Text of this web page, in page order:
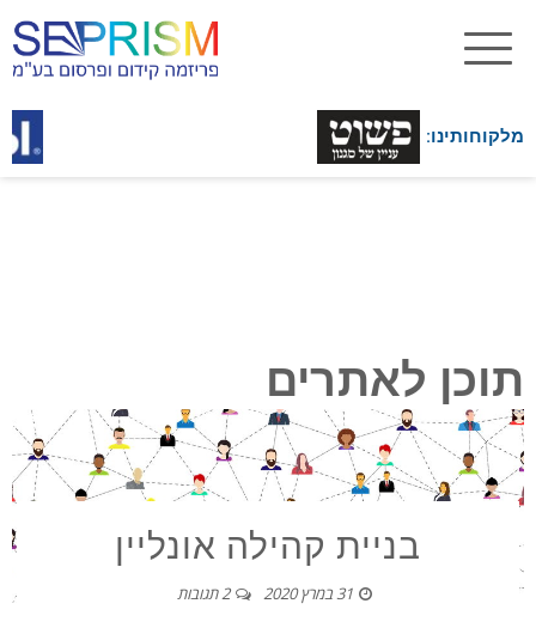
מלקוחותינו:
תוכן לאתרים
בניית קהילה אונליין
31 במרץ 2020 2 תגובות